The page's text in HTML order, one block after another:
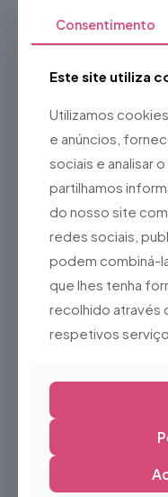
Lâmina em aço
Estrutura
Patinagem no gelo
Utilização
Pistas de gelo
Escolas de
Aluguer de
Atividades de
Nota:
na lâmina, sem
desempenho.
das lâminas antes da
Consentimento
Este site utiliza
Utilizamos
e anúncios,
sociais e analisar
partilhamos
do nosso site
redes sociais,
podem combiná-
que lhes tenha
recolhido através
respetivos